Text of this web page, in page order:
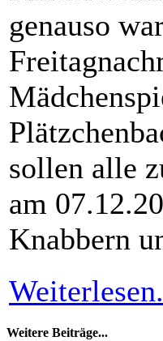
genauso
sollen alle
am
Knabbern
Weitere Beiträge...